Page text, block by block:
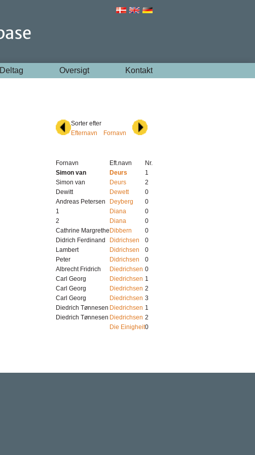
Deltag Oversigt Kontakt
Sorter efter
Efternavn
Fornavn
Fornavn Eft.navn
Nr.
Simon van
Deurs
1
Simon van
Deurs
2
Dewitt
Dewett
0
Andreas Petersen
Deyberg
0
1
Diana
0
2
Diana
0
Cathrine Margrethe Dibbern
0
Didrich Ferdinand
Didrichsen
0
Lambert
Didrichsen
0
Peter
Didrichsen
0
Albrecht Fridrich
Diedrichsen 0
Carl Georg
Diedrichsen 1
Carl Georg
Diedrichsen 2
Carl Georg
Diedrichsen 3
Diedrich Tønnesen Diedrichsen 1
Diedrich Tønnesen Diedrichsen 2
Die Einigheit0